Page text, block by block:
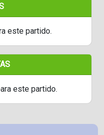
este partido.
este partido.